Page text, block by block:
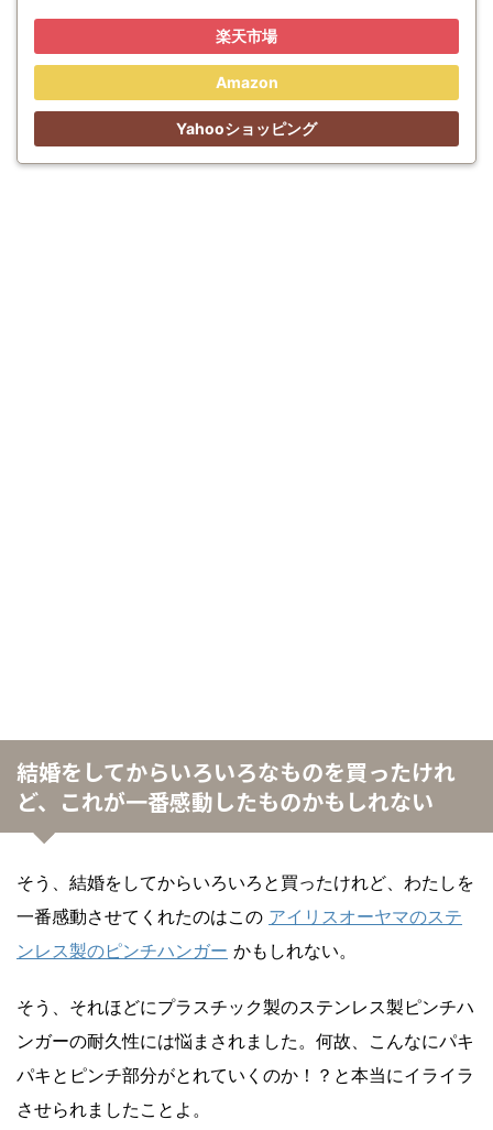
楽天市場
Amazon
Yahooショッピング
結婚をしてからいろいろなものを買ったけれ
ど、これが一番感動したものかもしれない
そう、結婚をしてからいろいろと買ったけれど、わたしを
一番感動させてくれたのはこの アイリスオーヤマのステ
ンレス製のピンチハンガー かもしれない。
そう、それほどにプラスチック製のステンレス製ピンチハ
ンガーの耐久性には悩まされました。何故、こんなにパキ
パキとピンチ部分がとれていくのか！？と本当にイライラ
させられましたことよ。